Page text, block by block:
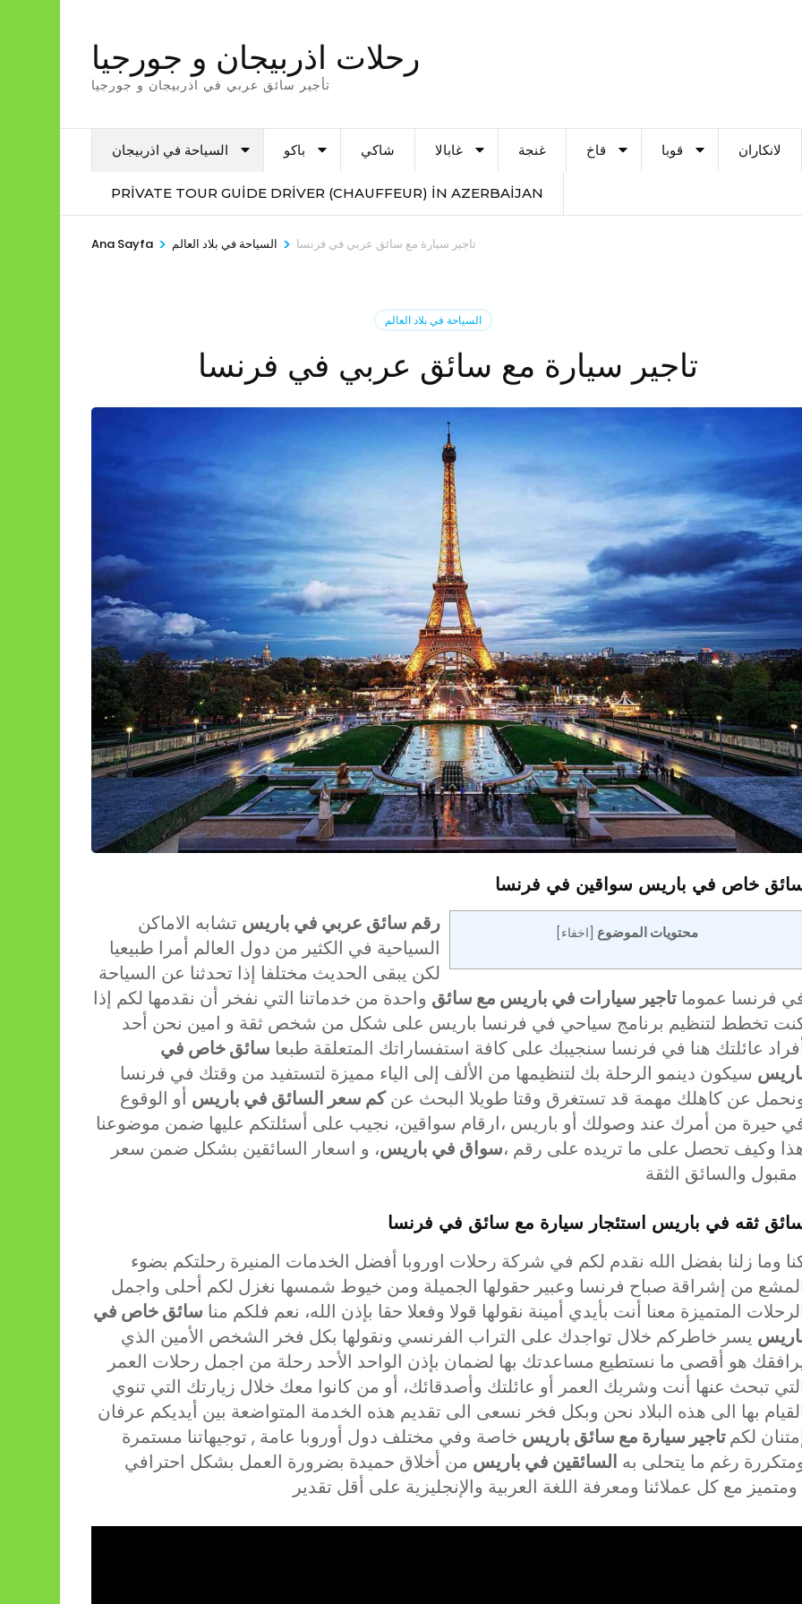
(Enter
tuşuna
رحلات اذربيجان و جورجيا
تأجير سائق عربي في اذربيجان و جورجيا
السياحة في اذربيجان باكو شاكي غابالا غنجة قاخ قوبا لانكاران
PRIVATE TOUR GUIDE DRIVER (CHAUFFEUR) IN AZERBAIJAN
Ana Sayfa > السياحة في بلاد العالم > تاجير سيارة مع سائق عربي في فرنسا
السياحة في بلاد العالم
تاجير سيارة مع سائق عربي في فرنسا
خاص في باريس سواقين في فرنسا
محتويات الموضوع اخفاء رقم سائق عربي في باريس تشابه الاماكن
السياحية في الكثير من دول العالم أمرا طبيعيا
لكن يبقى الحديث مختلفا إذا تحدثنا عن السياحة
فرنسا عموماتاجير سيارات في باريس مع سائق واحدة من خدماتنا التي نفخر أن نقدمها لكم إذا
تخطط لتنظيم برنامج سياحي في فرنسا باريس على شكل من شخص ثقة و امين نحن أحد
عائلتك هنا في فرنسا سنجيبك على كافة استفساراتك المتعلقة طبعا سائق خاص في
سيكون دينمو الرحلة بك لتنظيمها من الألف إلى الياء مميزة لتستفيد من وقتك في فرنسا
عن كاهلك مهمة قد تستغرق وقتا طويلا البحث عنكم سعر السائق في باريس أو الوقوع
حيرة من أمرك عند وصولك أو باريس ،ارقام سواقين، نجيب على أسئلتكم عليها ضمن موضوعنا
وكيف تحصل على ما تريده على رقم ،سواق في باريس، و اسعار السائقين بشكل ضمن سعر
ثقه في باريس استئجار سيارة مع سائق في فرنسا
وما زلنا بفضل الله نقدم لكم في شركة رحلات اوروبا أفضل الخدمات المنيرة رحلتكم بضوء
من إشراقة صباح فرنسا وعبير حقولها الجميلة ومن خيوط شمسها نغزل لكم أحلى واجمل
المتميزة معنا أنت بأيدي أمينة نقولها قولا وفعلا حقا بإذن الله، نعم فلكم منا سائق خاص في
يسر خاطركم خلال تواجدك على التراب الفرنسي ونقولها بكل فخر الشخص الأمين الذي
هو أقصى ما نستطيع مساعدتك بها لضمان بإذن الواحد الأحد رحلة من اجمل رحلات العمر
تبحث عنها أنت وشريك العمر أو عائلتك وأصدقائك، أو من كانوا معك خلال زيارتك التي تنوي
بها الى هذه البلاد نحن وبكل فخر نسعى الى تقديم هذه الخدمة المتواضعة بين أيديكم عرفان
لكمتاجير سيارة مع سائق باريس خاصة وفي مختلف دول أوروبا عامة , توجيهاتنا مستمرة
رغم ما يتحلى به السائقين في باريس من أخلاق حميدة بضرورة العمل بشكل احترافي